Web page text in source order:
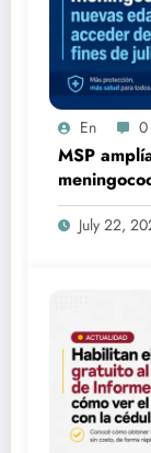
En 0
MSP
acceder
July 22,